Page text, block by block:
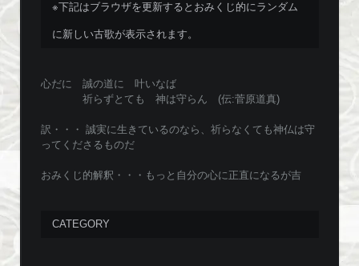
※下記はブラウザを更新するとおみくじ的にランダム
に新しい古歌が表示されます。
心だに 誠の道に 叶いなば
祈らずとても 神は守らん (伝:菅原道真)
訳・・・ 誠実に生きているのなら、祈らなくても神仏は守
ってくださるものだ
おみくじ的解釈・・・もっと自分の心に正直になるが吉
CATEGORY